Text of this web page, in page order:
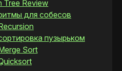
Tree Review
для собесов
пузырьком
Sort